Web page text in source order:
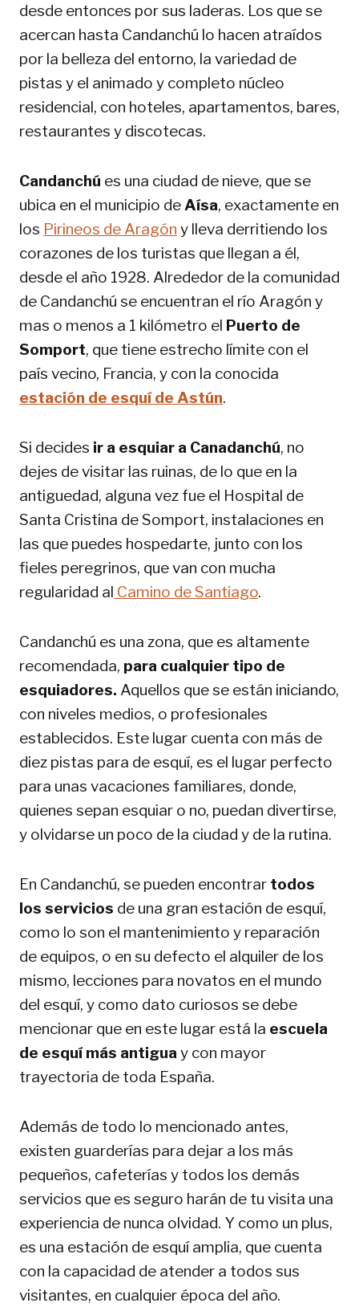
desde entonces por sus laderas. Los que se
acercan hasta Candanchú lo hacen atraídos
por la belleza del entorno, la variedad de
pistas y el animado y completo núcleo
residencial, con hoteles, apartamentos, bares,
restaurantes y discotecas.
Candanchú es una ciudad de nieve, que se
ubica en el municipio de Aísa, exactamente en
los Pirineos de Aragón y lleva derritiendo los
corazones de los turistas que llegan a él,
desde el año 1928. Alrededor de la comunidad
de Candanchú se encuentran el río Aragón y
mas o menos a 1 kilómetro el Puerto de
Somport, que tiene estrecho límite con el
país vecino, Francia, y con la conocida
estación de esquí de Astún.
Si decides ir a esquiar a Canadanchú, no
dejes de visitar las ruinas, de lo que en la
antiguedad, alguna vez fue el Hospital de
Santa Cristina de Somport, instalaciones en
las que puedes hospedarte, junto con los
fieles peregrinos, que van con mucha
regularidad al Camino de Santiago.
Candanchú es una zona, que es altamente
recomendada, para cualquier tipo de
esquiadores. Aquellos que se están iniciando,
con niveles medios, o profesionales
establecidos. Este lugar cuenta con más de
diez pistas para de esquí, es el lugar perfecto
para unas vacaciones familiares, donde,
quienes sepan esquiar o no, puedan divertirse,
y olvidarse un poco de la ciudad y de la rutina.
En Candanchú, se pueden encontrar todos
los servicios de una gran estación de esquí,
como lo son el mantenimiento y reparación
de equipos, o en su defecto el alquiler de los
mismo, lecciones para novatos en el mundo
del esquí, y como dato curiosos se debe
mencionar que en este lugar está la escuela
de esquí más antigua y con mayor
trayectoria de toda España.
Además de todo lo mencionado antes,
existen guarderías para dejar a los más
pequeños, cafeterías y todos los demás
servicios que es seguro harán de tu visita una
experiencia de nunca olvidad. Y como un plus,
es una estación de esquí amplia, que cuenta
con la capacidad de atender a todos sus
visitantes, en cualquier época del año.